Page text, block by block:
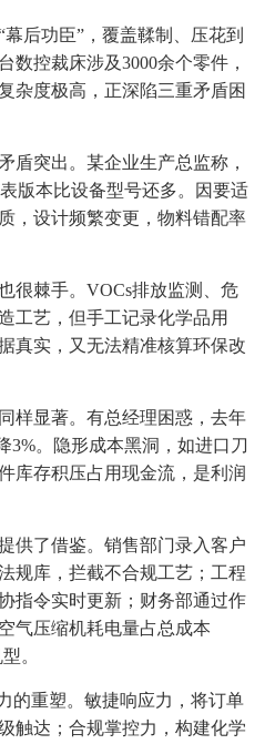
后功臣”，覆盖鞣制、压花到
数控裁床涉及3000余个零件，
杂度极高，正深陷三重矛盾困
盾突出。某企业生产总监称，
版本比设备型号还多。因要适
，设计频繁变更，物料错配率
很棘手。VOCs排放监测、危
工艺，但手工记录化学品用
真实，又无法精准核算环保改
样显著。有总经理困惑，去年
3%。隐形成本黑洞，如进口刀
库存积压占用现金流，是利润
供了借鉴。销售部门录入客户
规库，拦截不合规工艺；工程
指令实时更新；财务部通过作
气压缩机耗电量占总成本
。
的重塑。敏捷响应力，将订单
触达；合规掌控力，构建化学